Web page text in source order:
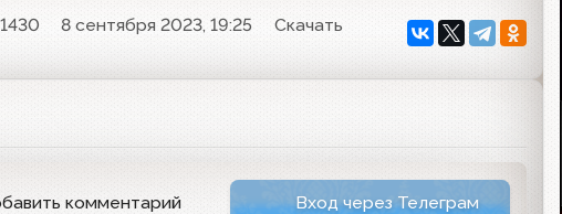
1430 8 сентября 2023, 19:25
Скачать
комментарий Вход через Телеграм